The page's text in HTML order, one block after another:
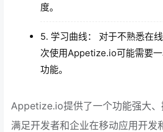
度。
5. 学习曲线： 对于不熟悉在
次使用Appetize.io可能需要
功能。
Appetize.io提供了一个功能强大
满足开发者和企业在移动应用开发